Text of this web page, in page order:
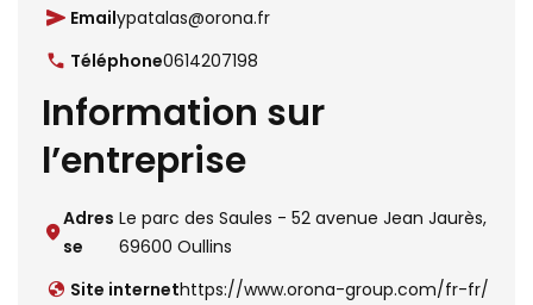
Emailypatalas@orona.fr
Téléphone0614207198
Information sur
l’entreprise
Adres
se
Le parc des Saules - 52 avenue Jean Jaurès,
69600 Oullins
Site internethttps://www.orona-group.com/fr-fr/